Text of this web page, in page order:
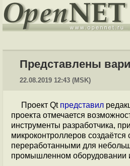
Представлены
22.08.2019 12:43 (MSK)
Проект Qt представил
проекта отмечается
инструменты разработчика,
микроконтроллеров
переработанными для
промышленном оборудовании